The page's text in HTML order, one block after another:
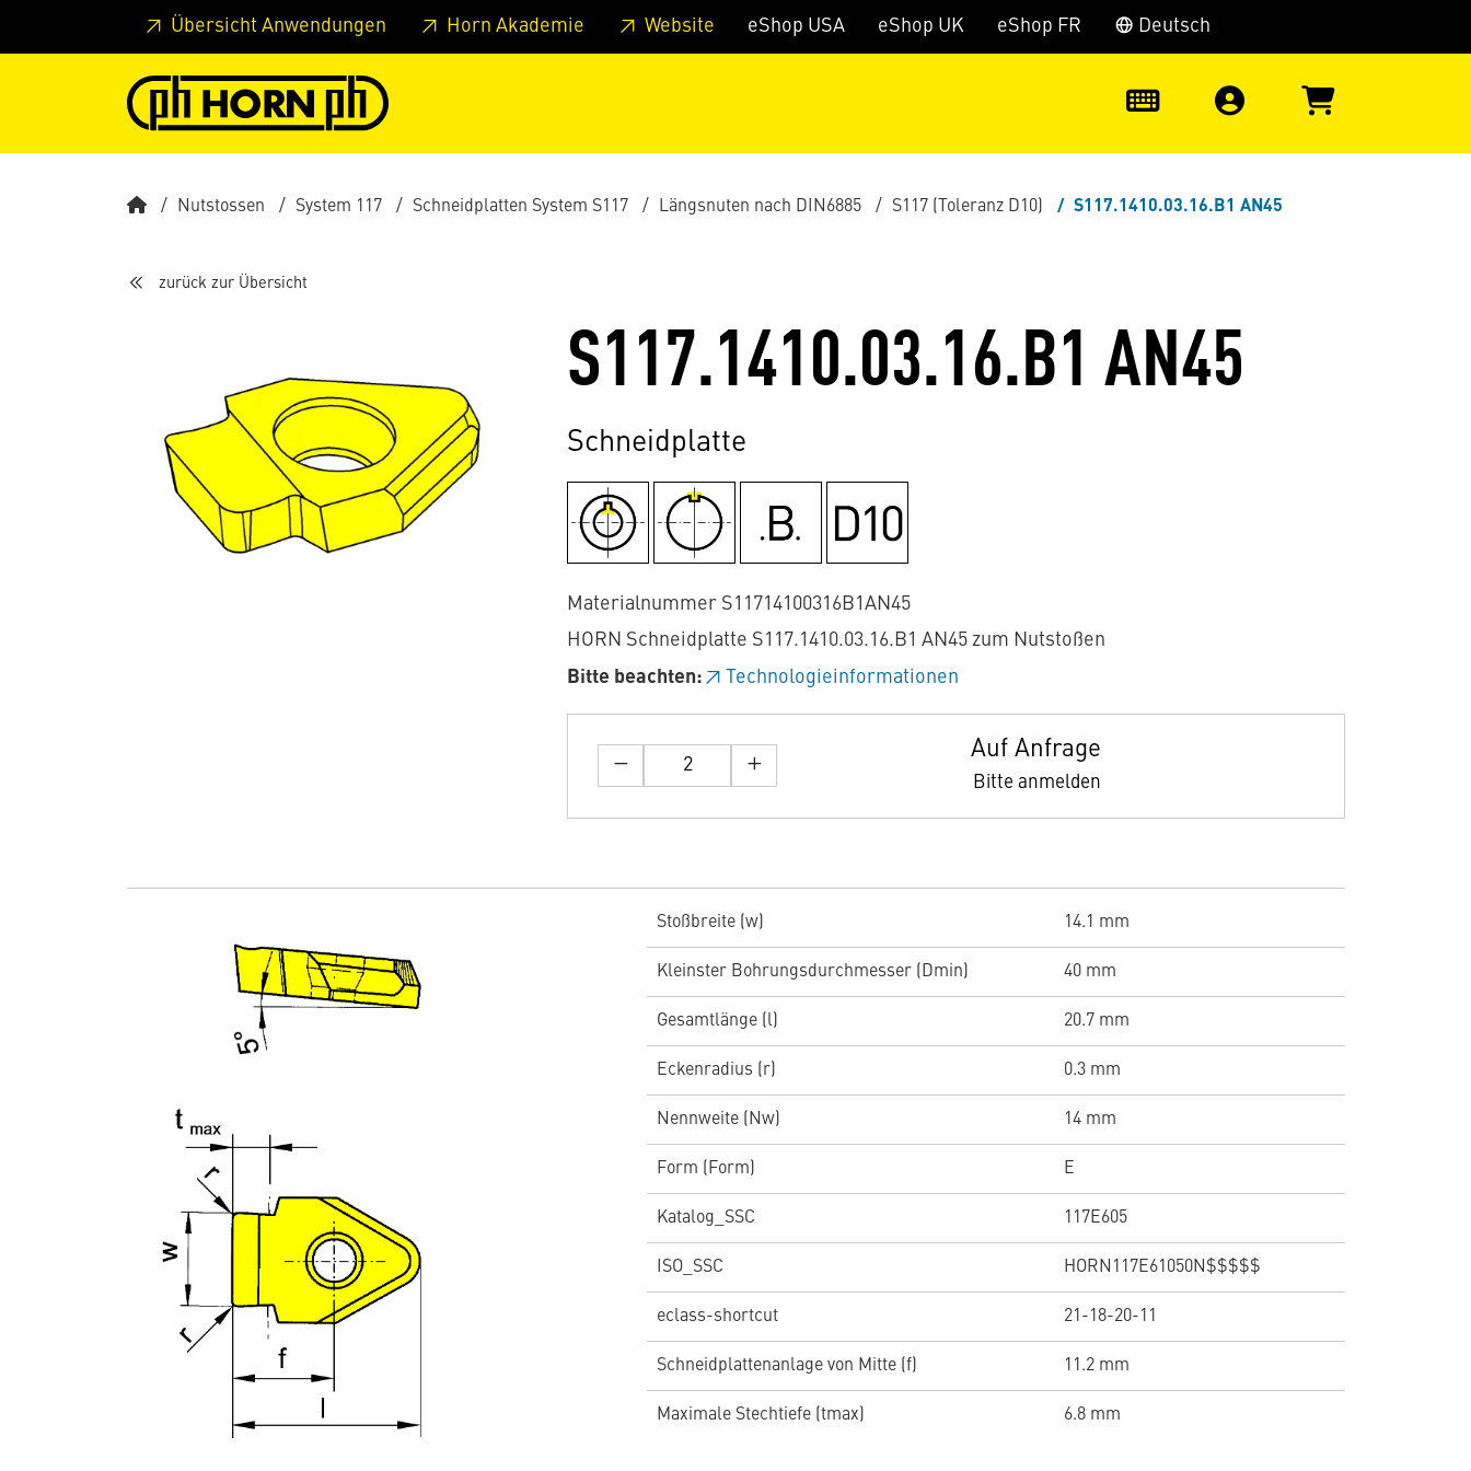
Springe zu Hauptinhalt Springe zum Header Springe zum Footer Springe zum Hauptmenu Springe zur Suche
Übersicht Anwendungen Horn Akademie Website eShop USA eShop UK eShop FR Deutsch
Nutstossen System 117 Schneidplatten System S117 Längsnuten nach DIN6885 S117 (Toleranz D10) S117.1410.03.16.B1 AN45
zurück zur Übersicht
S117.1410.03.16.B1 AN45
Schneidplatte
Materialnummer S11714100316B1AN45
HORN Schneidplatte S117.1410.03.16.B1 AN45 zum Nutstoßen
Bitte beachten:
Technologieinformationen
Auf Anfrage
Bitte anmelden
Stoßbreite (w) 14.1 mm
Kleinster Bohrungsdurchmesser (Dmin) 40 mm
Gesamtlänge (l) 20.7 mm
Eckenradius (r) 0.3 mm
Nennweite (Nw) 14 mm
Form (Form) E
Katalog_SSC 117E605
ISO_SSC HORN117E61050N$$$$$
eclass-shortcut 21-18-20-11
Schneidplattenanlage von Mitte (f) 11.2 mm
Maximale Stechtiefe (tmax) 6.8 mm